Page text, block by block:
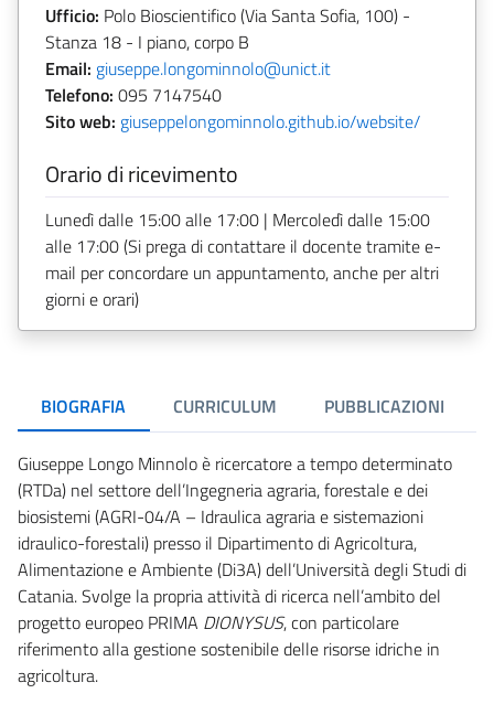
Ufficio: Polo Bioscientifico (Via Santa Sofia, 100) -
Stanza 18 - I piano, corpo B
Email: giuseppe.longominnolo@unict.it
Telefono: 095 7147540
Sito web: giuseppelongominnolo.github.io/website/
Orario di ricevimento
Lunedì dalle 15:00 alle 17:00 | Mercoledì dalle 15:00
alle 17:00 (Si prega di contattare il docente tramite e-
mail per concordare un appuntamento, anche per altri
giorni e orari)
BIOGRAFIA CURRICULUM PUBBLICAZIONI
Giuseppe Longo Minnolo è ricercatore a tempo determinato
(RTDa) nel settore dell’Ingegneria agraria, forestale e dei
biosistemi (AGRI-04/A – Idraulica agraria e sistemazioni
idraulico-forestali) presso il Dipartimento di Agricoltura,
Alimentazione e Ambiente (Di3A) dell’Università degli Studi di
Catania. Svolge la propria attività di ricerca nell’ambito del
progetto europeo PRIMA DIONYSUS, con particolare
riferimento alla gestione sostenibile delle risorse idriche in
agricoltura.